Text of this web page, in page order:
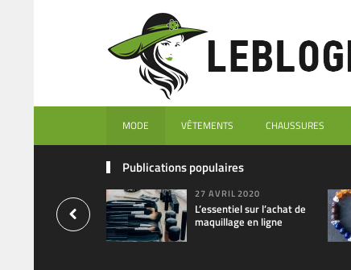
MODE VÊTEMENTS CHAUSSURES
Publications populaires
27 AVRIL 2020
L’essentiel sur l’achat de
maquillage en ligne